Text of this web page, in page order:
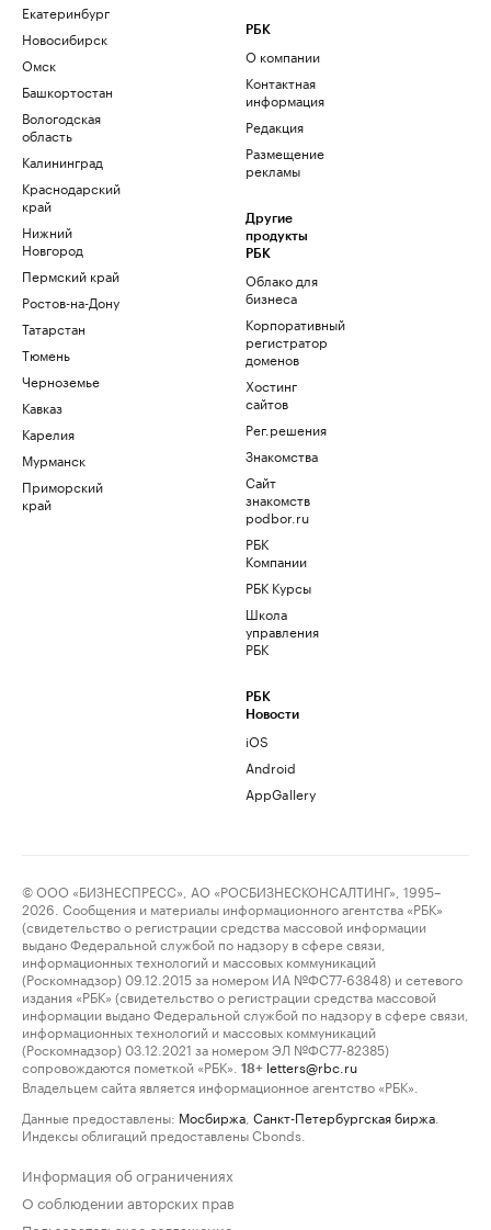
Екатеринбург
Новосибирск
Омск
Башкортостан
Вологодская
область
Калининград
Краснодарский
край
Нижний
Новгород
Пермский край
Ростов-на-Дону
Татарстан
Тюмень
Черноземье
Кавказ
Карелия
Мурманск
Приморский
край
РБК
О компании
Контактная
информация
Редакция
Размещение
рекламы
Другие
продукты
РБК
Облако для
бизнеса
Корпоративный
регистратор
доменов
Хостинг
сайтов
Рег.решения
Знакомства
Сайт
знакомств
podbor.ru
РБК
Компании
РБК Курсы
Школа
управления
РБК
РБК
Новости
iOS
Android
AppGallery
© ООО «БИЗНЕСПРЕСС», АО «РОСБИЗНЕСКОНСАЛТИНГ», 1995–
2026. Сообщения и материалы информационного агентства «РБК»
(свидетельство о регистрации средства массовой информации
выдано Федеральной службой по надзору в сфере связи,
информационных технологий и массовых коммуникаций
(Роскомнадзор) 09.12.2015 за номером ИА №ФС77-63848) и сетевого
издания «РБК» (свидетельство о регистрации средства массовой
информации выдано Федеральной службой по надзору в сфере связи,
информационных технологий и массовых коммуникаций
(Роскомнадзор) 03.12.2021 за номером ЭЛ №ФС77-82385)
сопровождаются пометкой «РБК».
18+ letters@rbc.ru
Владельцем сайта является информационное агентство «РБК».
Данные предоставлены: Мосбиржа Санкт-Петербургская биржа
Индексы облигаций предоставлены Cbonds.
Информация об ограничениях
О соблюдении авторских прав